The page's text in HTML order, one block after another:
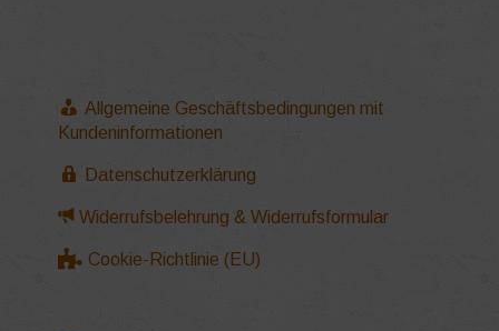
Allgemeine Geschäftsbedingungen mit
Kundeninformationen
Datenschutzerklärung
Widerrufsbelehrung & Widerrufsformular
Cookie-Richtlinie (EU)